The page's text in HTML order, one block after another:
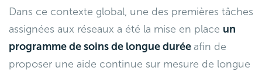
Dans ce contexte global, une des premières tâches
assignées aux réseaux a été la mise en place un
programme de soins de longue duréeafin de
proposer une aide continue sur mesure de longue